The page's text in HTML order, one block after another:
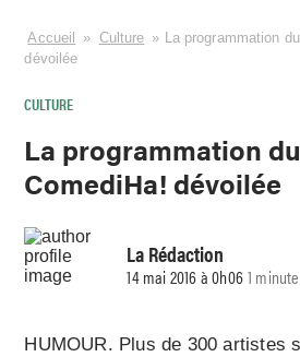
Accueil » Culture » La programmation
dévoilée
CULTURE
La programmation
ComediHa! dévoilée
La Rédaction
14 mai 2016 à 0h061
HUMOUR. Plus de 300 artistes